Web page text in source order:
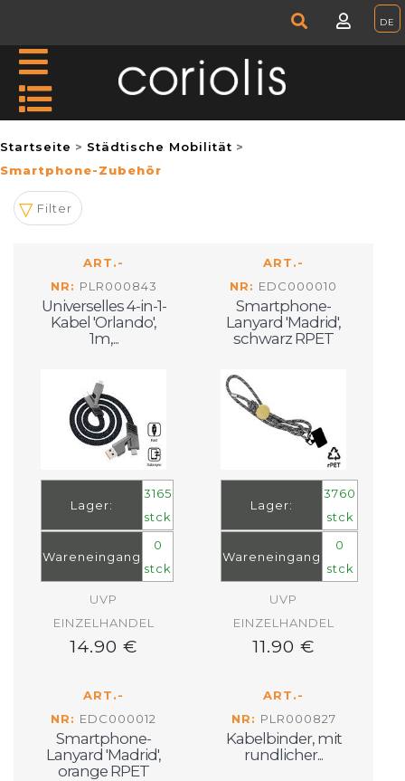
Startseite
Städtische Mobilität
Smartphone-Zubehör
Filter
ART.-
NR: PLR000843
Universelles 4-in-1-
Kabel 'Orlando',
1m,...
Lager:
3165
stck
Wareneingang
0
stck
UVP
EINZELHANDEL
14.90 €
ART.-
NR: EDC000010
Smartphone-
Lanyard 'Madrid',
schwarz RPET
Lager:
3760
stck
Wareneingang
0
stck
UVP
EINZELHANDEL
11.90 €
ART.-
NR: EDC000012
Smartphone-
Lanyard 'Madrid',
orange RPET
ART.-
NR: PLR000827
Kabelbinder, mit
rundlicher...